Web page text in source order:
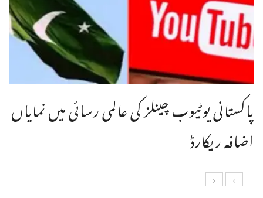
پاکستانی یوٹیوب چینلز کی عالمی رسائی میں نمایاں
اضافہ ریکارڈ